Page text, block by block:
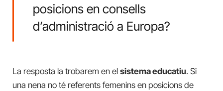
posicions en consells
d’administració a Europa?
La resposta la trobarem en el sistema educatiu. Si
una nena no té referents femenins en posicions de